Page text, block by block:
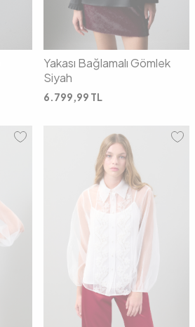
Yakası Bağlamalı Gömlek
Siyah
6.799,99 TL
38 40